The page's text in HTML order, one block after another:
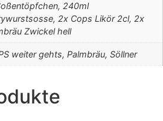
240ml
2x Cops Likör 2cl, 2x
Zwickel hell
weiter gehts, Palmbräu, Söllner